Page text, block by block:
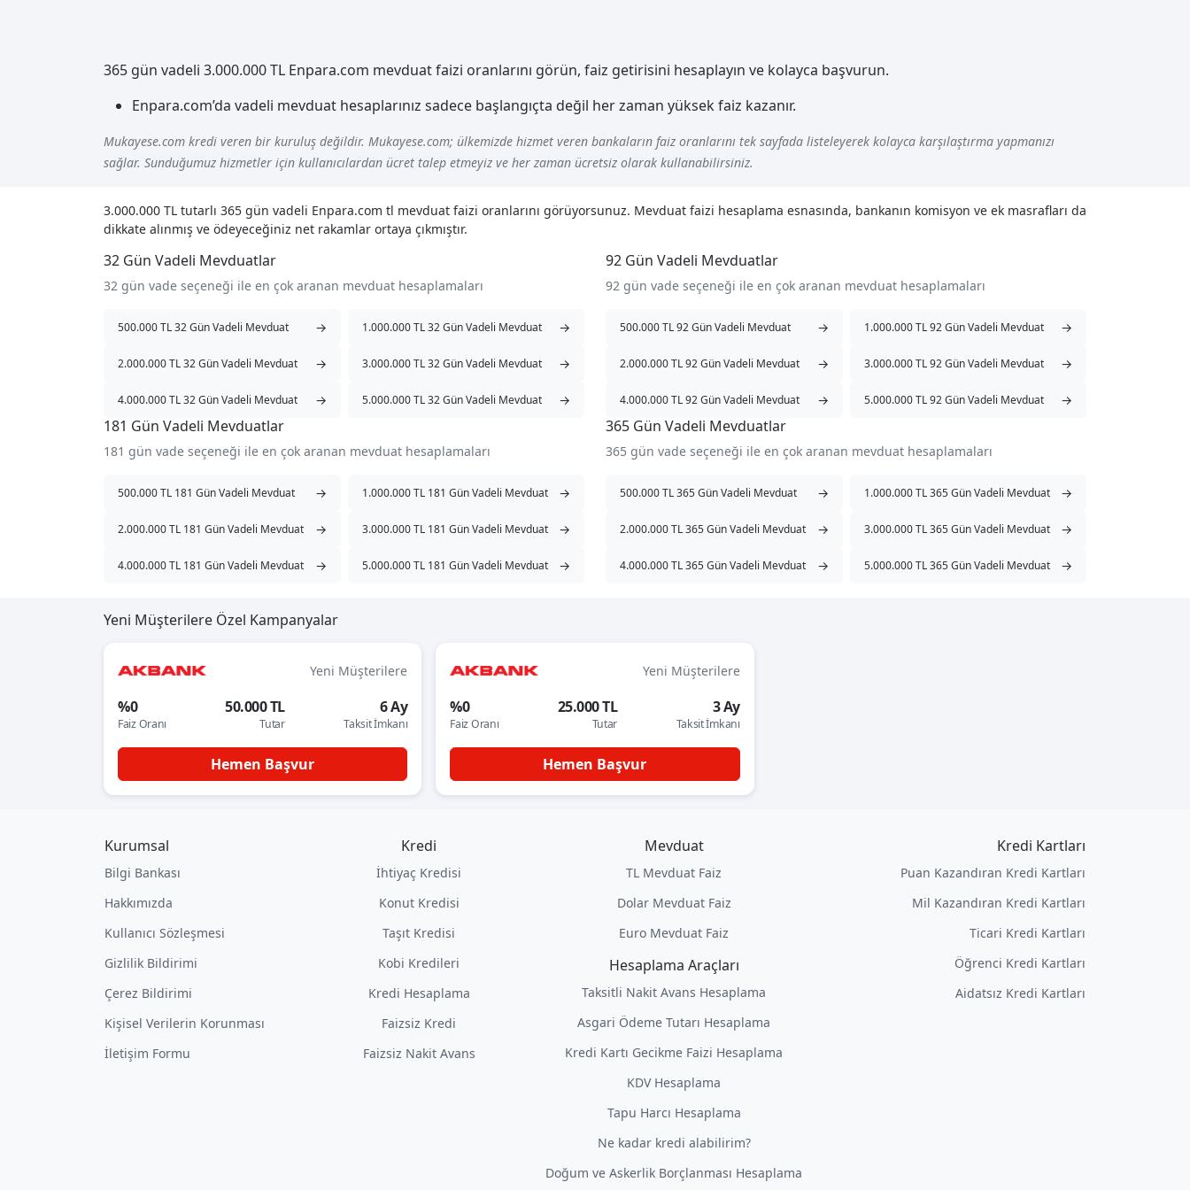
365 gün vadeli 3.000.000 TL Enpara.com mevduat faizi oranlarını görün, faiz getirisini hesaplayın ve kolayca başvurun.
Enpara.com’da vadeli mevduat hesaplarınız sadece başlangıçta değil her zaman yüksek faiz kazanır.
Mukayese.com kredi veren bir kuruluş değildir. Mukayese.com; ülkemizde hizmet veren bankaların faiz oranlarını tek sayfada listeleyerek kolayca karşılaştırma yapmanızı
sağlar. Sunduğumuz hizmetler için kullanıcılardan ücret talep etmeyiz ve her zaman ücretsiz olarak kullanabilirsiniz.
3.000.000 TL tutarlı 365 gün vadeli Enpara.com tl mevduat faizi oranlarını görüyorsunuz. Mevduat faizi hesaplama esnasında, bankanın komisyon ve ek masrafları da
dikkate alınmış ve ödeyeceğiniz net rakamlar ortaya çıkmıştır.
32 Gün Vadeli Mevduatlar
32 gün vade seçeneği ile en çok aranan mevduat hesaplamaları
500.000 TL 32 Gün Vadeli Mevduat → 1.000.000 TL 32 Gün Vadeli Mevduat →
2.000.000 TL 32 Gün Vadeli Mevduat → 3.000.000 TL 32 Gün Vadeli Mevduat →
4.000.000 TL 32 Gün Vadeli Mevduat → 5.000.000 TL 32 Gün Vadeli Mevduat →
92 Gün Vadeli Mevduatlar
92 gün vade seçeneği ile en çok aranan mevduat hesaplamaları
500.000 TL 92 Gün Vadeli Mevduat → 1.000.000 TL 92 Gün Vadeli Mevduat →
2.000.000 TL 92 Gün Vadeli Mevduat → 3.000.000 TL 92 Gün Vadeli Mevduat →
4.000.000 TL 92 Gün Vadeli Mevduat → 5.000.000 TL 92 Gün Vadeli Mevduat →
181 Gün Vadeli Mevduatlar
181 gün vade seçeneği ile en çok aranan mevduat hesaplamaları
500.000 TL 181 Gün Vadeli Mevduat → 1.000.000 TL 181 Gün Vadeli Mevduat →
2.000.000 TL 181 Gün Vadeli Mevduat → 3.000.000 TL 181 Gün Vadeli Mevduat →
4.000.000 TL 181 Gün Vadeli Mevduat → 5.000.000 TL 181 Gün Vadeli Mevduat →
365 Gün Vadeli Mevduatlar
365 gün vade seçeneği ile en çok aranan mevduat hesaplamaları
500.000 TL 365 Gün Vadeli Mevduat → 1.000.000 TL 365 Gün Vadeli Mevduat →
2.000.000 TL 365 Gün Vadeli Mevduat → 3.000.000 TL 365 Gün Vadeli Mevduat →
4.000.000 TL 365 Gün Vadeli Mevduat → 5.000.000 TL 365 Gün Vadeli Mevduat →
Yeni Müşterilere Özel Kampanyalar
Yeni Müşterilere
%0
Faiz Oranı
50.000 TL
Tutar
6 Ay
Taksit İmkanı
Hemen Başvur
Yeni Müşterilere
%0
Faiz Oranı
25.000 TL
Tutar
3 Ay
Taksit İmkanı
Hemen Başvur
Kurumsal
Bilgi Bankası
Hakkımızda
Kullanıcı Sözleşmesi
Gizlilik Bildirimi
Çerez Bildirimi
Kişisel Verilerin Korunması
İletişim Formu
Kredi
İhtiyaç Kredisi
Konut Kredisi
Taşıt Kredisi
Kobi Kredileri
Kredi Hesaplama
Faizsiz Kredi
Faizsiz Nakit Avans
Mevduat
TL Mevduat Faiz
Dolar Mevduat Faiz
Euro Mevduat Faiz
Hesaplama Araçları
Taksitli Nakit Avans Hesaplama
Asgari Ödeme Tutarı Hesaplama
Kredi Kartı Gecikme Faizi Hesaplama
KDV Hesaplama
Tapu Harcı Hesaplama
Ne kadar kredi alabilirim?
Doğum ve Askerlik Borçlanması Hesaplama
Kredi Kartları
Puan Kazandıran Kredi Kartları
Mil Kazandıran Kredi Kartları
Ticari Kredi Kartları
Öğrenci Kredi Kartları
Aidatsız Kredi Kartları